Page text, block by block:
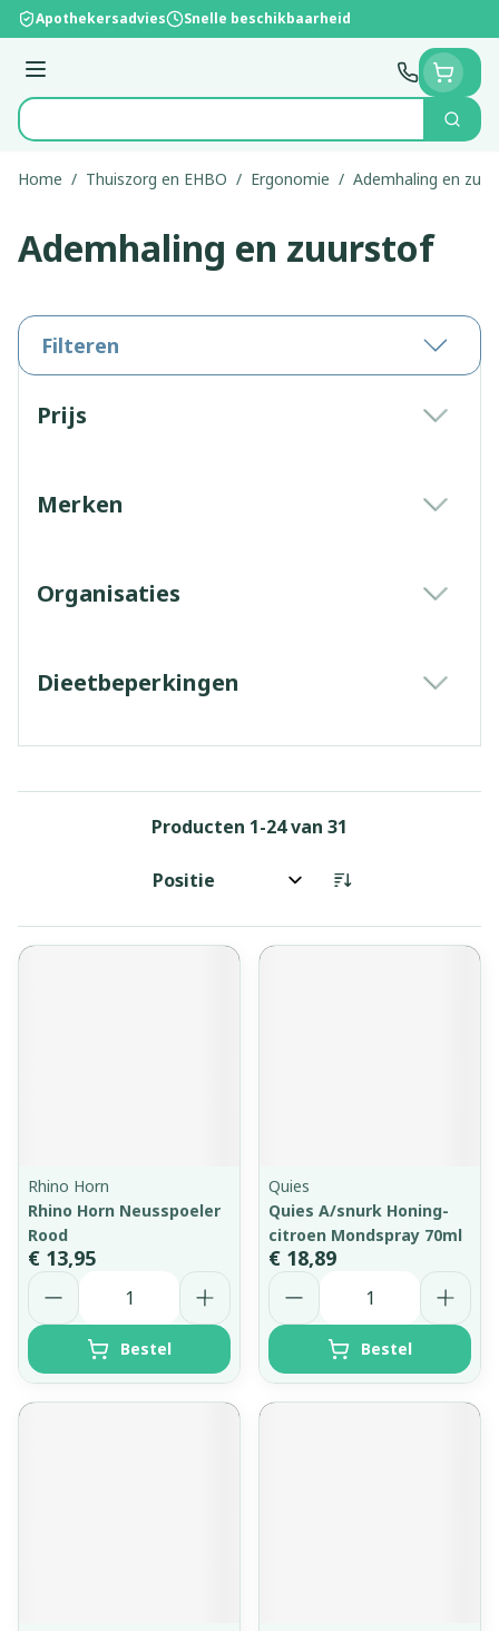
Ga naar de inhoud
Apothekersadvies Snelle beschikbaarheid
Menu
Product, merk, categorie...
Zoek
Home / Thuiszorg en EHBO / Ergonomie / Ademhaling en
Ademhaling en zuurstof
Filteren
Prijs
Merken
Organisaties
Dieetbeperkingen
Producten 1-24van 31
Sorteer op:
Rhino Horn
Rhino Horn Neusspoeler
Rood
€ 13,95
Aantal
Bestel
Quies
Quies A/snurk Honing-
citroen Mondspray 70ml
€ 18,89
Aantal
Bestel